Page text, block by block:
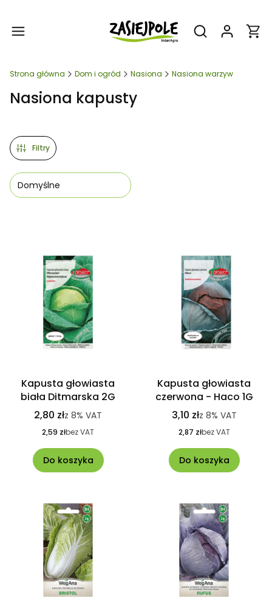
Otwórz
Strona główna Dom i ogród Nasiona Nasiona warzyw
Nasiona kapusty
Filtry
Domyślne
Kapusta głowiasta
biała Ditmarska 2G
2,80 złz 8% VAT
2,59 złbez VAT
Do koszyka
Kapusta głowiasta
czerwona - Haco 1G
3,10 złz 8% VAT
2,87 złbez VAT
Do koszyka